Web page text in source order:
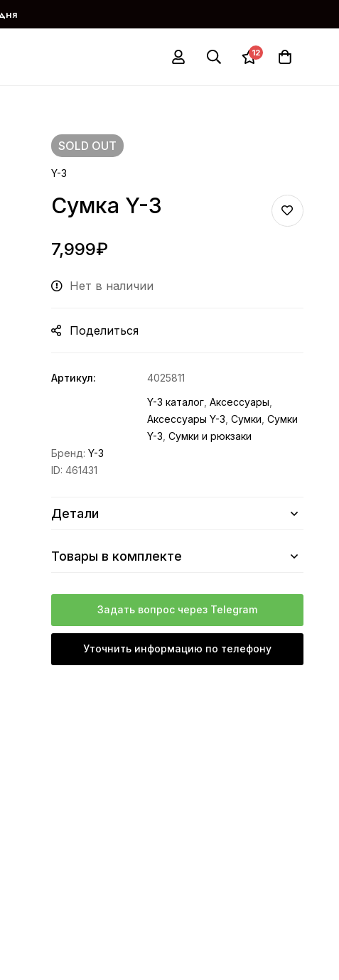
12
SOLD OUT
Y-3
Сумка Y-3
7,999₽
Нет в наличии
Поделиться
Артикул:
4025811
Y-3 каталог ,Аксессуары
Аксессуары Y-3 ,Сумки ,Сумки
Y-3 ,Сумки и рюкзаки
Бренд:Y-3
ID:461431
Детали
Товары в комплекте
Задать вопрос через Telegram
Уточнить информацию по телефону